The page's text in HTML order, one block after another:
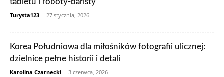
tabletu i roboty-baristy
Turysta123 - 27 stycznia, 2026
Korea Południowa dla miłośników fotografii ulicznej:
dzielnice pełne historii i detali
Karolina Czarnecki - 3 czerwca, 2026